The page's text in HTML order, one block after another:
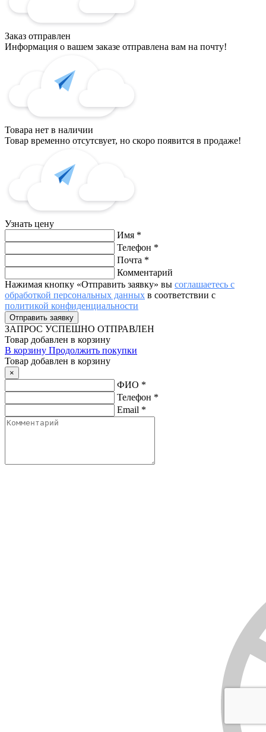
Заказ отправлен
Информация о вашем заказе отправлена вам на почту!
Товара нет в наличии
Товар временно отсутсвует, но скоро появится в продаже!
Узнать цену
Имя *
Телефон *
Почта *
Комментарий
Нажимая кнопку «Отправить заявку» вы соглашаетесь с
обработкой персональных данных в соответствии с
политикой конфиденциальности
ЗАПРОС УСПЕШНО ОТПРАВЛЕН
Товар добавлен в корзину
В корзину Продолжить покупки
Товар добавлен в корзину
×
ФИО *
Телефон *
Email *